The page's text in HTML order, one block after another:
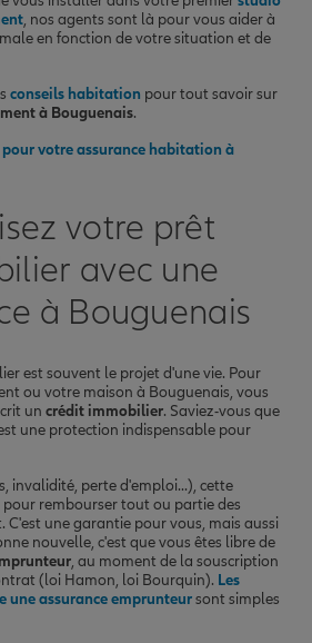
, nos agents sont là pour vous aider à
en fonction de votre situation et de
conseils habitation pour tout savoir sur
à Bouguenais.
votre assurance habitation à
votre prêt
avec une
à Bouguenais
est souvent le projet d'une vie. Pour
ou votre maison à Bouguenais, vous
un crédit immobilier. Saviez-vous que
une protection indispensable pour
invalidité, perte d'emploi...), cette
rembourser tout ou partie des
C'est une garantie pour vous, mais aussi
nouvelle, c'est que vous êtes libre de
, au moment de la souscription
(loi Hamon, loi Bourquin). Les
une assurance emprunteursont simples